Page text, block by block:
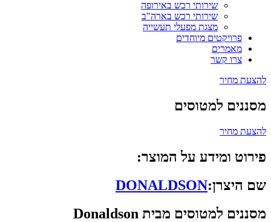
שירותי רכש באירופה
שירותי רכש בארה"ב
מצגת מפעלי תעשייה
פרויקטים מיוחדים
מאמרים
צרו קשר
להצעת מחיר
מסננים למטוסים
להצעת מחיר
פירוט ומידע על המוצר:
שם היצרן:DONALDSON
מסננים למטוסים מבית Donaldson